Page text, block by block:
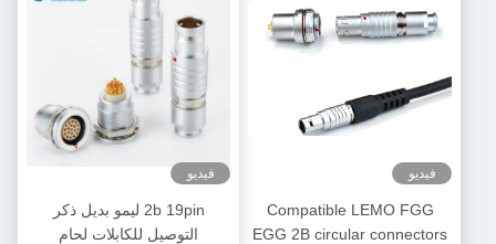
فيديو
Compatible LEMO FGG
EGG 2B circular connectors
فيديو
2b 19pin ليمو بديل ذكر
التوصيل للكابلات لحام